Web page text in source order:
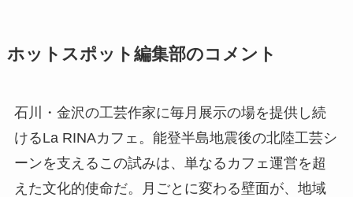
ホットスポット編集部のコメント
石川・金沢の工芸作家に毎月展示の場を提供し続
けるLa RINAカフェ。能登半島地震後の北陸工芸シ
ーンを支えるこの試みは、単なるカフェ運営を超
えた文化的使命だ。月ごとに変わる壁面が、地域